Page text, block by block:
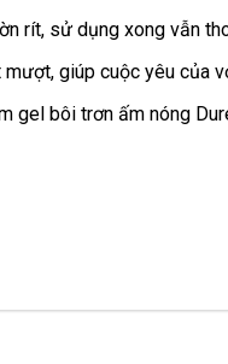
rít, sử dụng xong vẫn
giúp cuộc yêu của
gel bôi trơn ấm nóng